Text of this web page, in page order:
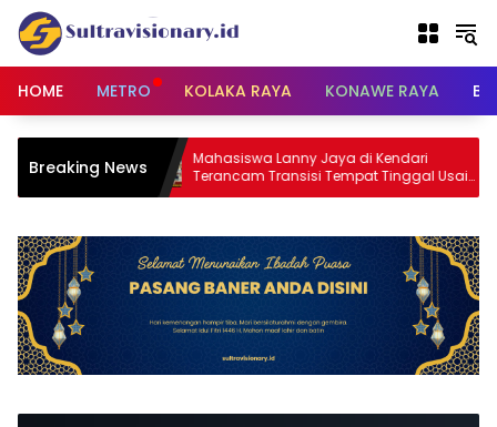
Langsung
konten
HOME
METRO KOLAKA RAYA KONAWE RAYA
Breaking News
Mahasiswa Lanny Jaya di Kendari
Terancam Transisi Tempat Tinggal Usai
Masa Kontrakan Berakhir